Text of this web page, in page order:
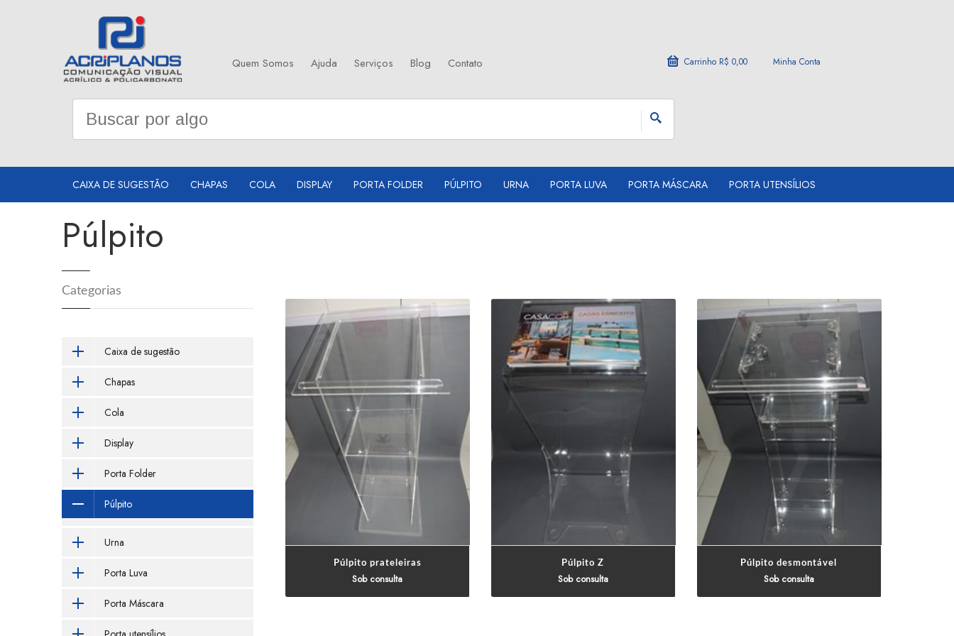
Carrinho R$ 0,00 Minha Conta
Quem Somos Ajuda Serviços Blog Contato
CAIXA DE SUGESTÃO CHAPAS COLA DISPLAY PORTA FOLDER PÚLPITO URNA PORTA LUVA PORTA MÁSCARA PORTA UTENSÍLIOS
Púlpito
Categorias
Caixa de sugestão
Chapas
Cola
Display
Porta Folder
Púlpito
Urna
Porta Luva
Porta Máscara
Púlpito prateleiras
Sob consulta
Púlpito prateleiras
Sob consulta
Púlpito ultilizado em igrejas, cerimônias,
apresentações, empresas e etc para
eventos.
Púlpito Z
Sob consulta
Púlpito Z
Sob consulta
Púlpito ultilizado em igrejas, cerimônias,
apresentações, empresas e etc para
Púlpito desmontável
Sob consulta
Púlpito desmontável
Sob consulta
Púlpito ultilizado em igrejas, cerimônias,
apresentações, empresas e etc para
eventos.